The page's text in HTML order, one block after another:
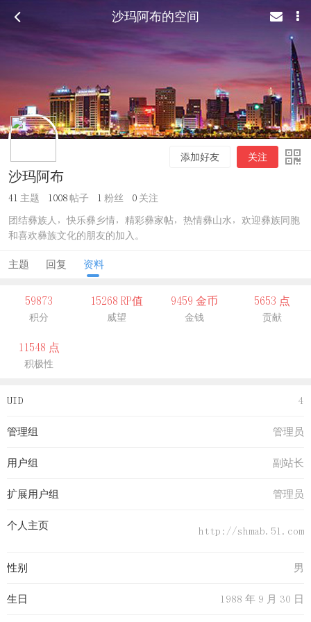
沙玛阿布的空间
添加好友 关注
沙玛阿布
41 主题 1008 帖子 1 粉丝 0 关注
团结彝族人，快乐彝乡情，精彩彝家帖，热情彝山水，欢迎彝族同胞
和喜欢彝族文化的朋友的加入。
主题 回复 资料
59873
积分
15268 RP值
威望
9459 金币
金钱
5653 点
贡献
11548 点
积极性
UID 4
管理组 管理员
用户组 副站长
扩展用户组 管理员
个人主页
http://shmab.51.com
性别 男
生日 1988 年 9 月 30 日